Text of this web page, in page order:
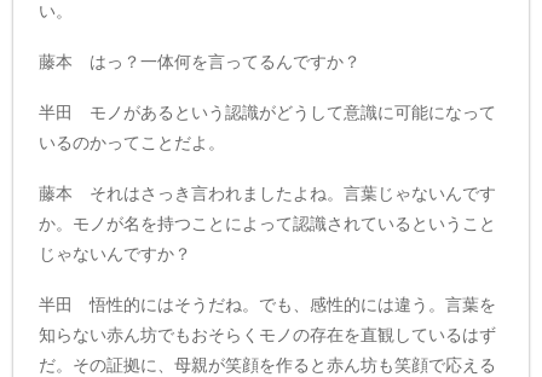
い。
藤本 はっ？一体何を言ってるんですか？
半田 モノがあるという認識がどうして意識に可能になって
いるのかってことだよ。
藤本 それはさっき言われましたよね。言葉じゃないんです
か。モノが名を持つことによって認識されているということ
じゃないんですか？
半田 悟性的にはそうだね。でも、感性的には違う。言葉を
知らない赤ん坊でもおそらくモノの存在を直観しているはず
だ。その証拠に、母親が笑顔を作ると赤ん坊も笑顔で応える